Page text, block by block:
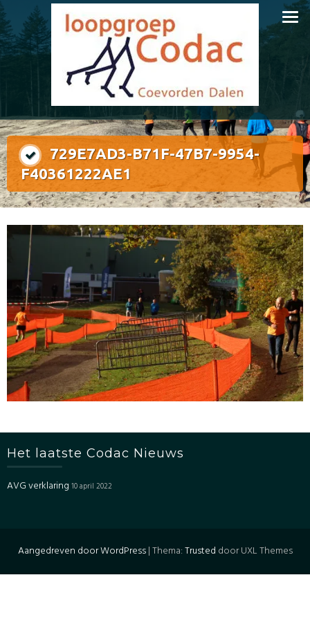
Doorgaan
naar
inhoud
729E7AD3-B71F-47B7-9954-
F40361222AE1
Het laatste Codac Nieuws
AVG verklaring 10 april 2022
Aangedreven door WordPress|Thema:Trusted door UXL Themes